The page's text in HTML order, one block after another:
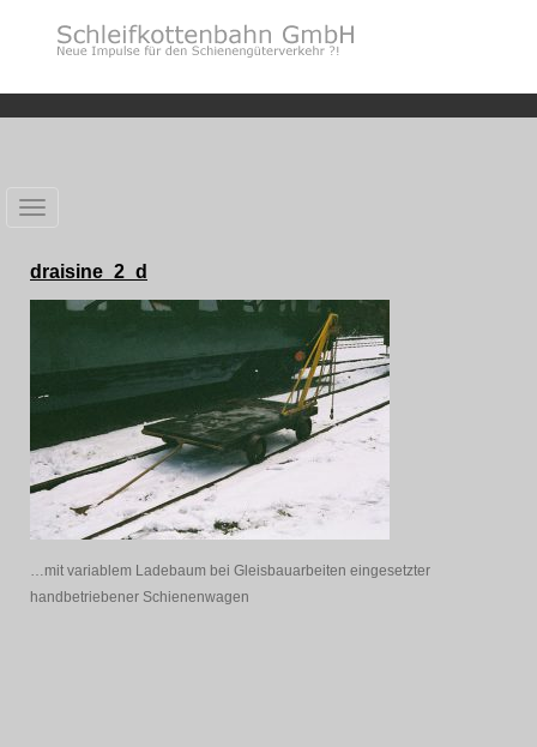
Toggle
draisine_2_d
…mit variablem Ladebaum bei Gleisbauarbeiten eingesetzter
handbetriebener Schienenwagen